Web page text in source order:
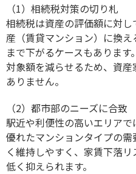
（1）相続税対策の切り札
相続税は資産の評価額に対
産（賃貸マンション）に換
まで下がるケースもありま
対象額を減らせるため、資
ありません。
（2）都市部のニーズに合致
駅近や利便性の高いエリア
優れたマンションタイプの
く維持しやすく、家賃下落
低く抑えられます。